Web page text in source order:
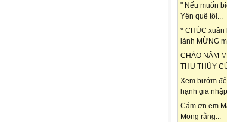
" Nếu muốn
Yên quê tôi...
* CHÚC xuân
lành MỪNG
CHÀO NĂM
THU THỦY
Xem bướm
hạnh gia
Cám ơn em
Mong rằng...